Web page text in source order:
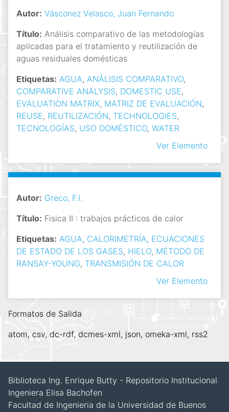
Autor: Vásconez Velasco, Juan Fernando
Título: Análisis comparativo de las metodologías
aplicadas para el tratamiento y reutilización de
aguas residuales domésticas
Etiquetas: AGUA, ANÁLISIS COMPARATIVO,
COMPARATIVE ANALYSIS, DOMESTIC USE,
EVALUATION MATRIX, MATRIZ DE EVALUACIÓN,
REUSE, REUTILIZACIÓN, TECHNOLOGIES,
TECNOLOGÍAS, USO DOMÉSTICO, WATER
Ver Elemento
Autor: Greco, F.I.
Título: Fisica II : trabajos prácticos de calor
Etiquetas: AGUA, CALORIMETRÍA, ECUACIONES
DE ESTADO DE LOS GASES, HIELO, MÉTODO DE
RANSAY-YOUNG, TRANSMISIÓN DE CALOR
Ver Elemento
Formatos de Salida
atom, csv, dc-rdf, dcmes-xml, json, omeka-xml, rss2
Biblioteca Ing. Enrique Butty - Repositorio Institucional
Ingeniera Elisa Bachofen
Facultad de Ingenieria de la Universidad de Buenos